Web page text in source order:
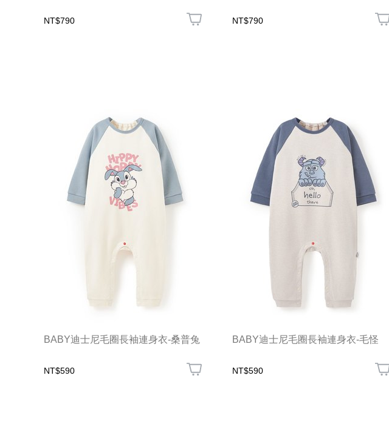
NT$790 NT$790
BABY迪士尼毛圈長袖連身衣-桑普兔
NT$590
BABY迪士尼毛圈長袖連身衣-毛怪
NT$590